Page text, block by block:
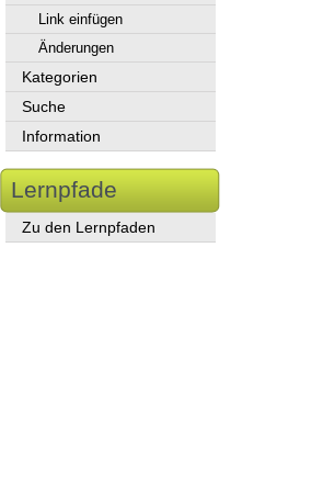
Link einfügen
Änderungen
Kategorien
Suche
Information
Lernpfade
Zu den Lernpfaden